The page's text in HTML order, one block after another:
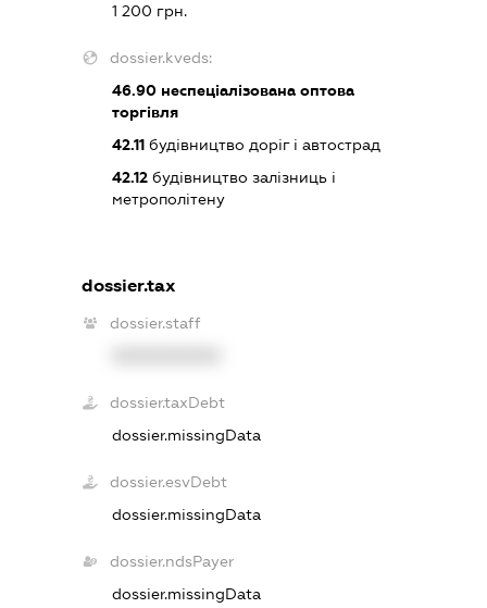
1 200 грн.
dossier.kveds:
46.90 неспеціалізована оптова
торгівля
42.11 будівництво доріг і автострад
42.12 будівництво залізниць і
метрополітену
dossier.tax
dossier.staff
dossier.taxDebt
dossier.missingData
dossier.esvDebt
dossier.missingData
dossier.ndsPayer
dossier.missingData